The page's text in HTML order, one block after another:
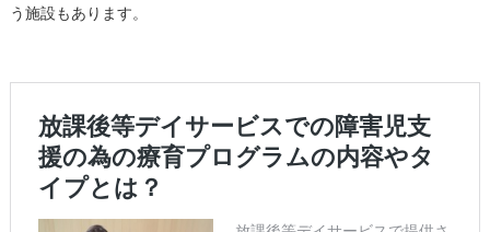
う施設もあります。